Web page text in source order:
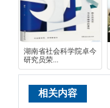
湖南省社会科学院卓今
研究员荣...
相关内容